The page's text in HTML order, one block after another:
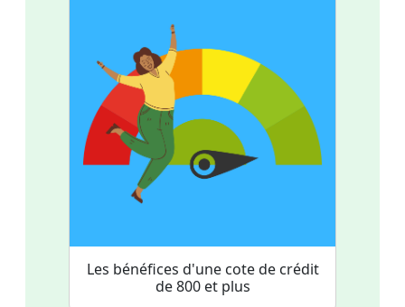
Les bénéfices d'une cote de crédit
de 800 et plus